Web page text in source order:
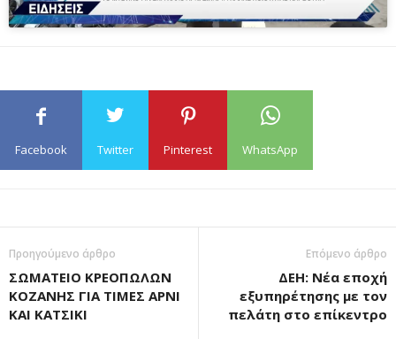
Facebook Twitter Pinterest WhatsApp
Προηγούμενο άρθρο
ΣΩΜΑΤΕΙΟ ΚΡΕΟΠΩΛΩΝ
ΚΟΖΑΝΗΣ ΓΙΑ ΤΙΜΕΣ ΑΡΝΙ
ΚΑΙ ΚΑΤΣΙΚΙ
Επόμενο άρθρο
ΔΕΗ: Νέα εποχή
εξυπηρέτησης με τον
πελάτη στο επίκεντρο